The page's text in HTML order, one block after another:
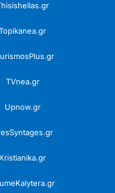
TVnea.gr
Upnow.gr